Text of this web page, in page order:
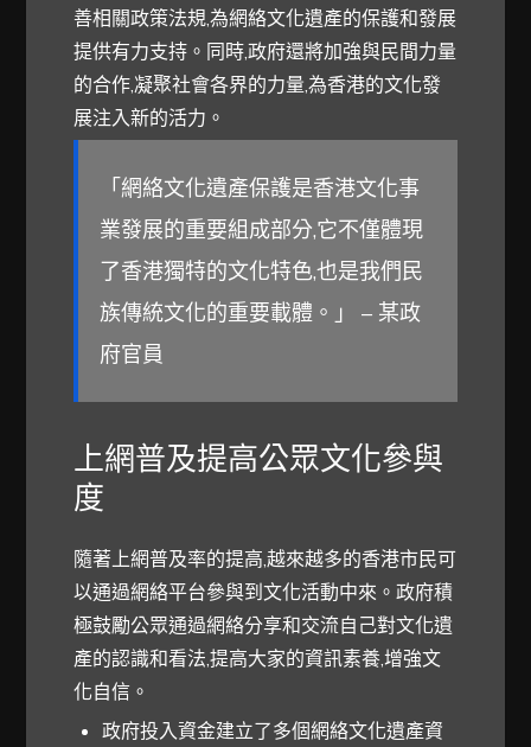
善相關政策法規,為網絡文化遺產的保護和發展
提供有力支持。同時,政府還將加強與民間力量
的合作,凝聚社會各界的力量,為香港的文化發
展注入新的活力。
「網絡文化遺產保護是香港文化事
業發展的重要組成部分,它不僅體現
了香港獨特的文化特色,也是我們民
族傳統文化的重要載體。」 – 某政
府官員
上網普及提高公眾文化參與
度
隨著上網普及率的提高,越來越多的香港市民可
以通過網絡平台參與到文化活動中來。政府積
極鼓勵公眾通過網絡分享和交流自己對文化遺
產的認識和看法,提高大家的資訊素養,增強文
化自信。
政府投入資金建立了多個網絡文化遺產資